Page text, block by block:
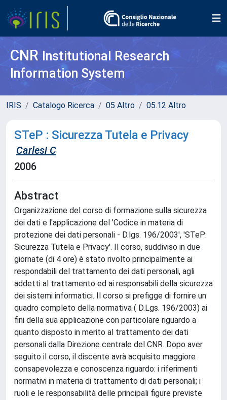
CNR Institutional Research
Information System
IRIS Catalogo Ricerca 05 Altro 05.12 Altro
STeP : Sicurezza Tutela e Privacy
Carlesi C
2006
Abstract
Organizzazione del corso di formazione sulla sicurezza
dei dati e l'applicazione del 'Codice in materia di
protezione dei dati personali - D.lgs. 196/2003', 'STeP:
Sicurezza Tutela e Privacy'. Il corso, suddiviso in due
giornate (di 4 ore) è stato rivolto principalmente ai
respondabili del trattamento dei dati personali, agli
addetti al trattamento ed ai responsabili della sicurezza
dei sistemi informatici. Il corso si prefigge di fornire un
quadro completo della normativa ( D.Lgs. 196/2003) ai
fini della sua applicazione con particolare riguardo a
quanto disposto in merito al trattamento dei dati
personali dalla Direzione centrale del CNR. Dopo aver
seguito il corso, il discente avrà acquisito maggiore
consapevolezza e conoscenza riguardo: i riferimenti
normativi in materia di trattamento di dati personali; i
ruoli e le responsabilità delle principali figure previste